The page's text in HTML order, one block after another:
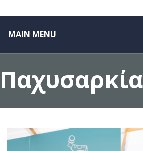
MAIN MENU
Παχυσαρκία